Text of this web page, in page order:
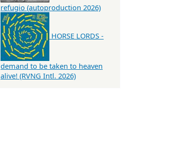
refugio (autoproduction 2026)
HORSE LORDS -
demand to be taken to heaven
alive! (RVNG Intl. 2026)